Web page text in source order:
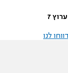
7
לנו